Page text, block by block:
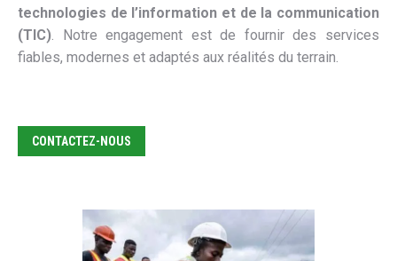
technologies de l’information et de la communication
(TIC). Notre engagement est de fournir des services
fiables, modernes et adaptés aux réalités du terrain.
CONTACTEZ-NOUS